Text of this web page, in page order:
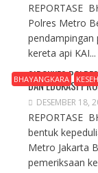
REPORTASE
Polres Metro
pendampingan
kereta api KAI...
BHAYANGKARA
SIDOKKES
DAN EDUKASI
DESEMBER 18,
REPORTASE
bentuk
Metro Jakarta
pemeriksaan